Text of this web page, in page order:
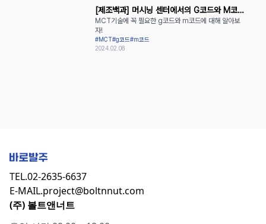
[제조백과] 머시닝 센터에서의 G코드와 M코드
활용
MCT기술에 꼭 필요한 g코드와 m코드에 대해 알아보
자!
#MCT#g코드#m코드
2024.02.08
TEL.02-2635-6637
E-MAIL.project@boltnnut.com
(주) 볼트앤너트